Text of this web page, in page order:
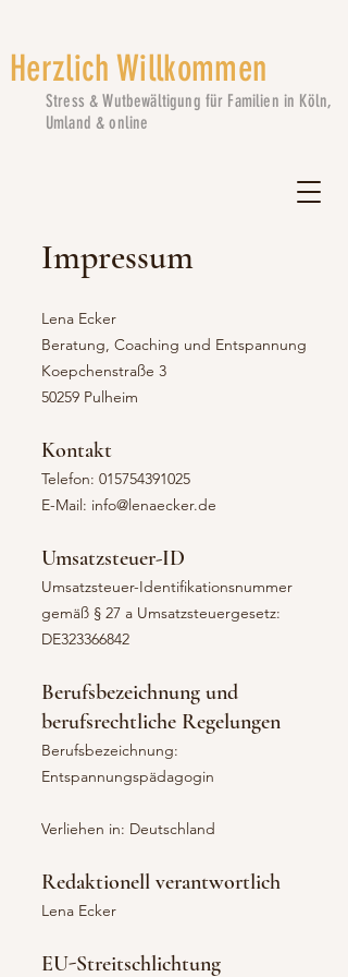
Herzlich Willkommen
Stress & Wutbewältigung für Familien in Köln,
Umland & online
Impressum
Lena Ecker
Beratung, Coaching und Entspannung
Koepchenstraße 3
50259 Pulheim
Kontakt
Telefon: 015754391025
E-Mail: info@lenaecker.de
Umsatzsteuer-ID
Umsatzsteuer-Identifikationsnummer
gemäß § 27 a Umsatzsteuergesetz:
DE323366842
Berufsbezeichnung und
berufsrechtliche Regelungen
Berufsbezeichnung:
Entspannungspädagogin
Verliehen in: Deutschland
Redaktionell verantwortlich
Lena Ecker
EU-Streitschlichtung